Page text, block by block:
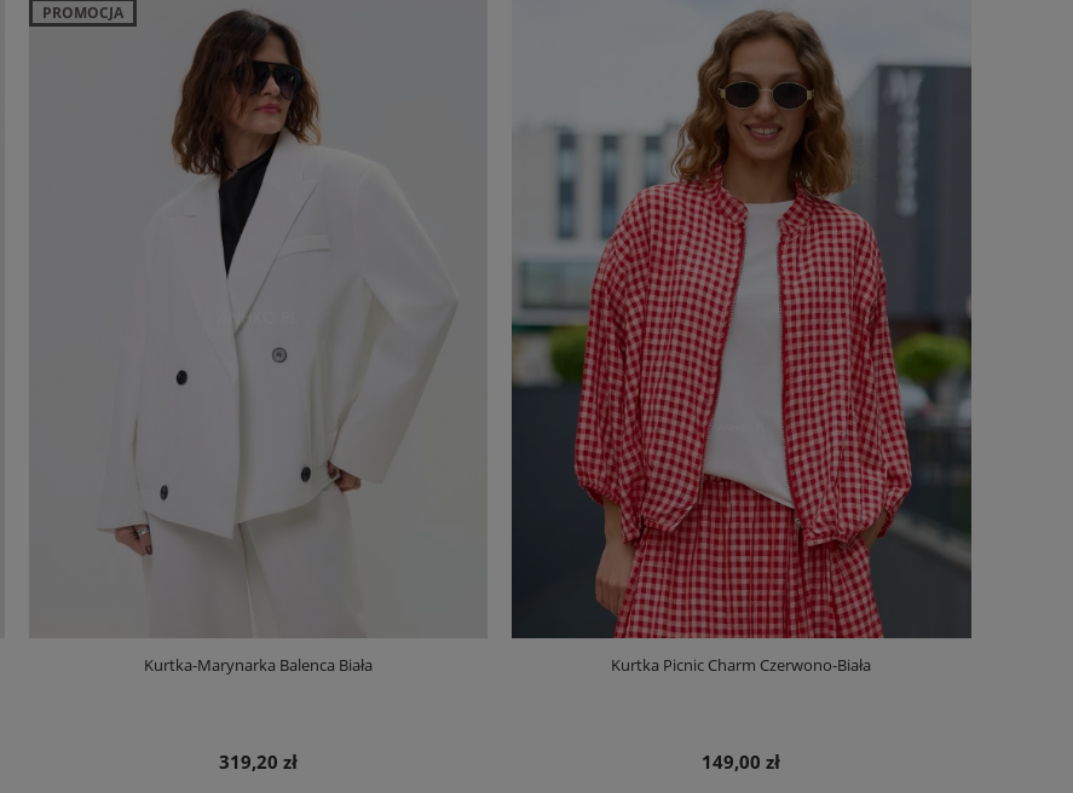
Kurtka-Marynarka Balenca Biała
319,20 zł
PROMOCJA
Kurtka Picnic Charm Czerwono-Biała
149,00 zł